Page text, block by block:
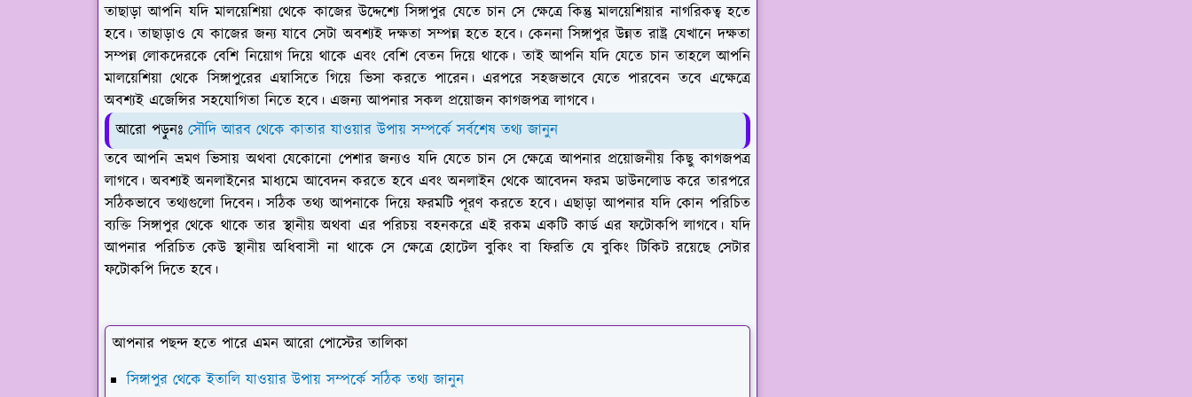
তাছাড়া আপনি যদি মালয়েশিয়া থেকে কাজের উদ্দেশ্যে সিঙ্গাপুর যেতে চান সে ক্ষেত্রে কিন্তু মালয়েশিয়ার নাগরিকত্ব হতে
হবে। তাছাড়াও যে কাজের জন্য যাবে সেটা অবশ্যই দক্ষতা সম্পন্ন হতে হবে। কেননা সিঙ্গাপুর উন্নত রাষ্ট্র যেখানে দক্ষতা
সম্পন্ন লোকদেরকে বেশি নিয়োগ দিয়ে থাকে এবং বেশি বেতন দিয়ে থাকে। তাই আপনি যদি যেতে চান তাহলে আপনি
মালয়েশিয়া থেকে সিঙ্গাপুরের এম্বাসিতে গিয়ে ভিসা করতে পারেন। এরপরে সহজভাবে যেতে পারবেন তবে এক্ষেত্রে
অবশ্যই এজেন্সির সহযোগিতা নিতে হবে। এজন্য আপনার সকল প্রয়োজন কাগজপত্র লাগবে।
আরো পড়ুনঃ সৌদি আরব থেকে কাতার যাওয়ার উপায় সম্পর্কে সর্বশেষ তথ্য জানুন
তবে আপনি ভ্রমণ ভিসায় অথবা যেকোনো পেশার জন্যও যদি যেতে চান সে ক্ষেত্রে আপনার প্রয়োজনীয় কিছু কাগজপত্র
লাগবে। অবশ্যই অনলাইনের মাধ্যমে আবেদন করতে হবে এবং অনলাইন থেকে আবেদন ফরম ডাউনলোড করে তারপরে
সঠিকভাবে তথ্যগুলো দিবেন। সঠিক তথ্য আপনাকে দিয়ে ফরমটি পূরণ করতে হবে। এছাড়া আপনার যদি কোন পরিচিত
ব্যক্তি সিঙ্গাপুর থেকে থাকে তার স্থানীয় অথবা এর পরিচয় বহনকরে এই রকম একটি কার্ড এর ফটোকপি লাগবে। যদি
আপনার পরিচিত কেউ স্থানীয় অধিবাসী না থাকে সে ক্ষেত্রে হোটেল বুকিং বা ফিরতি যে বুকিং টিকিট রয়েছে সেটার
ফটোকপি দিতে হবে।
আপনার পছন্দ হতে পারে এমন আরো পোস্টের তালিকা
সিঙ্গাপুর থেকে ইতালি যাওয়ার উপায় সম্পর্কে সঠিক তথ্য জানুন